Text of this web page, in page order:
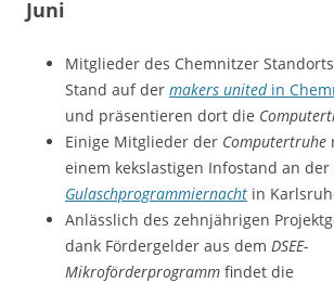
Juni
Mitglieder des Chemnitzer
Stand auf der makers unitedin
und präsentieren dort die
Einige Mitglieder der Computertruhe
einem kekslastigen Infostand an der
Gulaschprogrammiernacht in
Anlässlich des zehnjährigen
dank Fördergelder aus dem DSEE-
Mikroförderprogramm findet die